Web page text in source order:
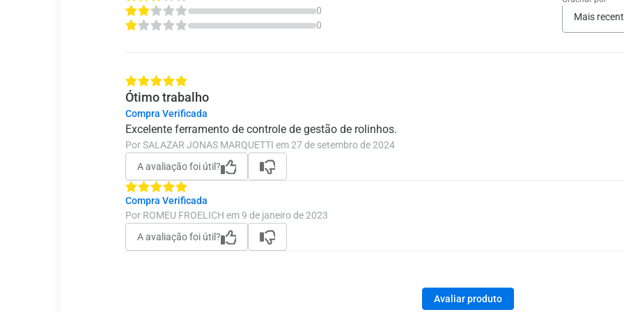
0
0
Mais
Ótimo trabalho
Compra Verificada
Excelente ferramento de controle de gestão de rolinhos.
Por SALAZAR JONAS MARQUETTI em 27 de setembro de 2024
A avaliação foi útil?
Compra Verificada
Por ROMEU FROELICH em 9 de janeiro de 2023
A avaliação foi útil?
Avaliar produto